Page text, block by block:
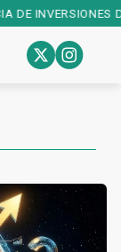
DE INVERSIONES